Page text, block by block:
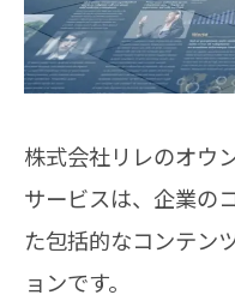
株式会社リレのオウ
サービスは、企業の
た包括的なコンテン
ョンです。